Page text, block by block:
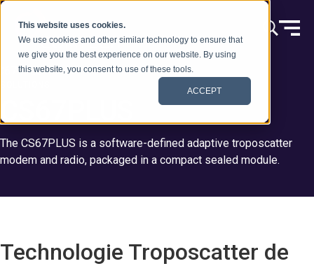
This website uses cookies.
We use cookies and other similar technology to ensure that
we give you the best experience on our website. By using
this website, you consent to use of these tools.
ACCEPT
Skip to content
CS67PLUS
The CS67PLUS is a software-defined adaptive troposcatter
modem and radio, packaged in a compact sealed module.
Technologie Troposcatter de